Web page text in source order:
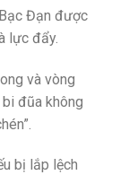
Đạn được
lực đẩy.
và vòng
đũa không
bị lắp lệch